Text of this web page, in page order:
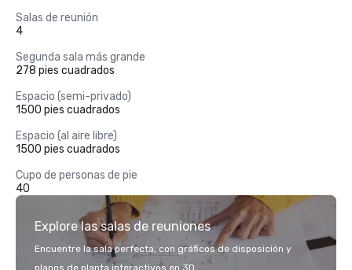
Salas de reunión
4
Segunda sala más grande
278 pies cuadrados
Espacio (semi-privado)
1500 pies cuadrados
Espacio (al aire libre)
1500 pies cuadrados
Cupo de personas de pie
40
Explore las salas de reuniones
Encuentre la sala perfecta, con gráficos de disposición y
planos de planta interactivos en 3D.